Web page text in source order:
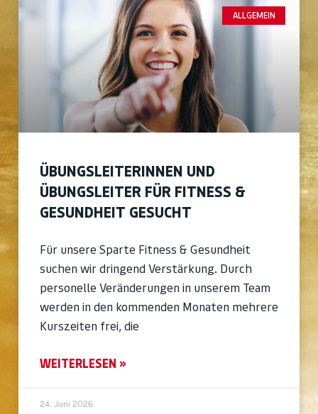
ALLGEMEIN
ÜBUNGSLEITERINNEN UND
ÜBUNGSLEITER FÜR FITNESS &
GESUNDHEIT GESUCHT
Für unsere Sparte Fitness & Gesundheit
suchen wir dringend Verstärkung. Durch
personelle Veränderungen in unserem Team
werden in den kommenden Monaten mehrere
Kurszeiten frei, die
WEITERLESEN »
24. Juni 2026